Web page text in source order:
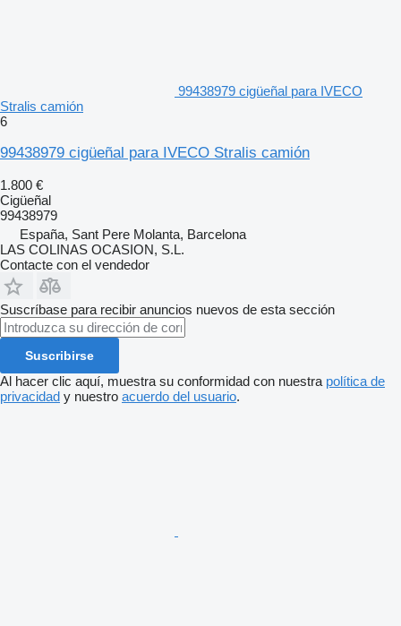
99438979 cigüeñal para IVECO
Stralis camión
6
99438979 cigüeñal para IVECO Stralis camión
1.800 €
Cigüeñal
99438979
España, Sant Pere Molanta, Barcelona
LAS COLINAS OCASION, S.L.
Contacte con el vendedor
Suscríbase para recibir anuncios nuevos de esta sección
Suscribirse
Al hacer clic aquí, muestra su conformidad con nuestra política de
privacidad y nuestro acuerdo del usuario.